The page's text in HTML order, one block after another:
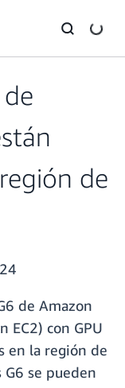
de
de Amazon
EC2) con GPU
en la región de
G6 se pueden